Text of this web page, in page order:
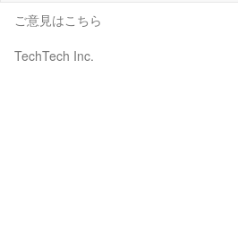
ご意見はこちら
TechTech Inc.